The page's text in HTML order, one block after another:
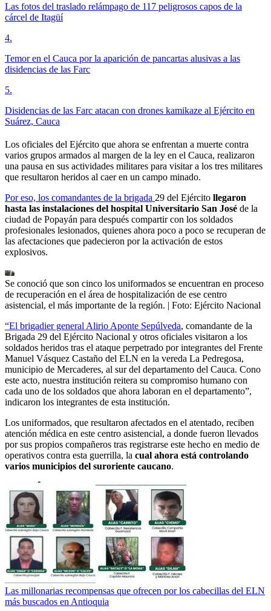
Las fotos del traslado relámpago de 117 peligrosos capos de la
cárcel de Itagüí
4.
Temor en el Cauca por la aparición de pancartas alusivas a las
disidencias de las Farc
5.
Disidencias de las Farc atacan con drones kamikaze al Ejército en
Suárez, Cauca
Los oficiales del Ejército que ahora se enfrentan a muerte contra
varios grupos armados al margen de la ley en el Cauca, realizaron
una pausa en sus actividades militares para visitar a los tres militares
que resultaron heridos al caer en un campo minado.
Por eso, los comandantes de la brigada 29 del Ejército llegaron
hasta las instalaciones del hospital Universitario San José de la
ciudad de Popayán para después compartir con los soldados
profesionales lesionados, quienes ahora poco a poco se recuperan de
las afectaciones que padecieron por la activación de estos
explosivos.
Se conoció que son cinco los uniformados se encuentran en proceso
de recuperación en el área de hospitalización de ese centro
asistencial, el más importante de la región. | Foto: Ejército Nacional
“El brigadier general Alirio Aponte Sepúlveda, comandante de la
Brigada 29 del Ejército Nacional y otros oficiales visitaron a los
soldados heridos tras el ataque perpetrado por integrantes del Frente
Manuel Vásquez Castaño del ELN en la vereda La Pedregosa,
municipio de Mercaderes, al sur del departamento del Cauca. Cono
este acto, nuestra institución reitera su compromiso humano con
cada uno de los soldados que ahora laboran en el departamento”,
indicaron los integrantes de esta institución.
Los uniformados, que resultaron afectados en el atentado, reciben
atención médica en este centro asistencial, a donde fueron llevados
por sus propios compañeros tras registrarse este hecho en medio de
operativos contra esta guerrilla, la cual ahora está controlando
varios municipios del suroriente caucano.
Las millonarias recompensas que ofrecen por los cabecillas del ELN
más buscados en Antioquia